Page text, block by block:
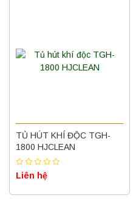
TỦ HÚT KHÍ ĐỘC TGH-
1800 HJCLEAN
Liên hệ